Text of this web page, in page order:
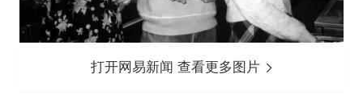
打开网易新闻 查看更多图片